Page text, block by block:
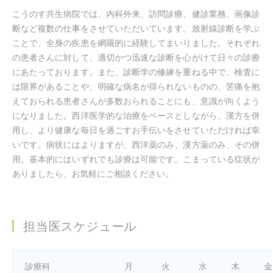
こうのす共生病院では、内科外来、訪問診療、健診業務、画像診
断など複数の仕事をさせていただいています。放射線診断を学ぶ
ことで、全身の疾患を網羅的に経験してまいりました。それぞれ
の患者さんに対して、適切かつ迅速な診断を心がけて日々の診療
にあたっております。また、診断学の修練を重ねる中で、検査に
は限界があることや、明確な病名が得られないものの、苦痛を抱
えておられる患者さんが多数おられることにも、意識が向くよう
になりました。西洋医学的な治療をベースとしながら、漢方を併
用し、より健康な毎日を過ごすお手伝いをさせていただければ幸
いです。病状にはよりますが、西洋薬のみ、漢方薬のみ、その併
用。基本的にはいずれでも診療は可能です。こまっている症状が
ありましたら、お気軽にご相談ください。
担当医スケジュール
診療科 月 火 水 木 金